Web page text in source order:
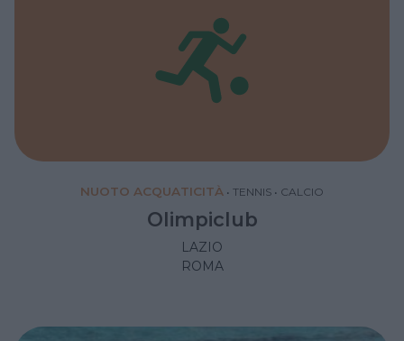
NUOTO ACQUATICITÀ • TENNIS • CALCIO
Olimpiclub
LAZIO
ROMA